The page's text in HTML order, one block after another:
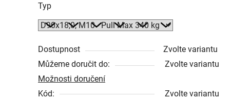
z
5
Typ
Dostupnost
Zvolte variantu
Můžeme doručit do:
Zvolte variantu
Možnosti doručení
Kód:
Zvolte variantu